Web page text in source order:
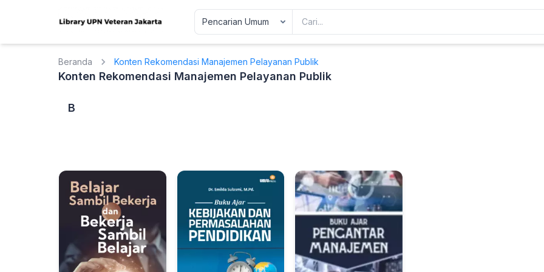
Beranda Konten Rekomendasi Manajemen Pelayanan Publik
Konten Rekomendasi Manajemen Pelayanan Publik
B